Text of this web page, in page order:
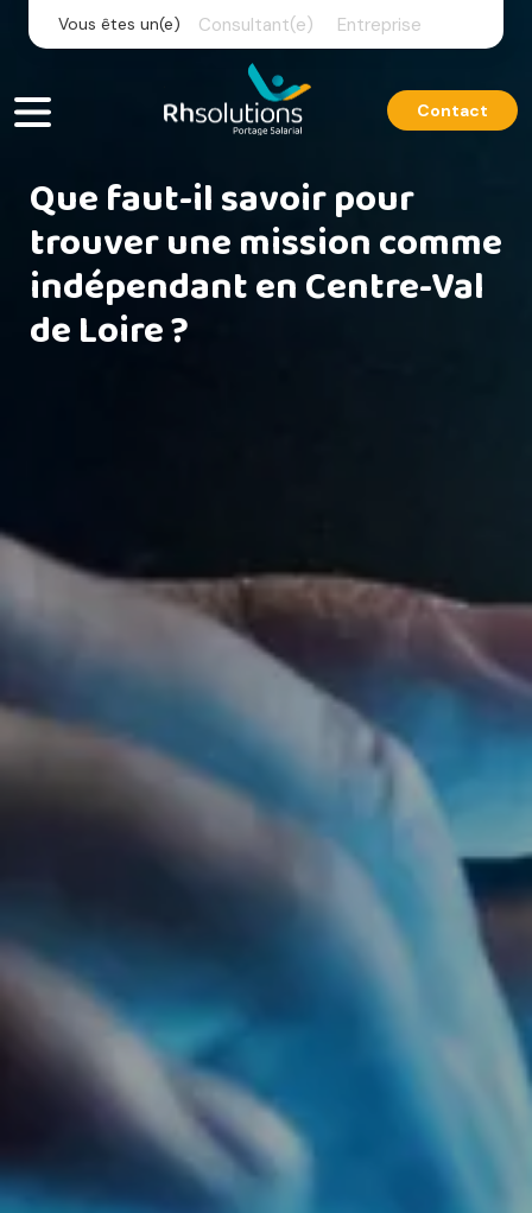
Vous êtes un(e) Consultant(e) Entreprise
Contact
Que faut-il savoir pour
trouver une mission comme
indépendant en Centre-Val
de Loire ?